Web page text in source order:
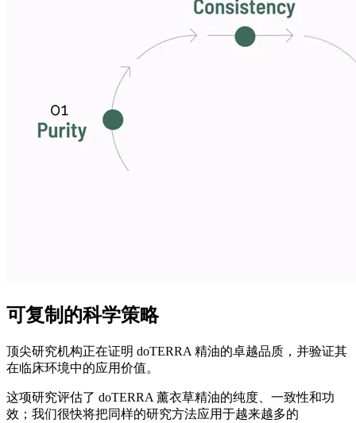
可复制的科学策略
顶尖研究机构正在证明 doTERRA 精油的卓越品质，并验证其
在临床环境中的应用价值。
这项研究评估了 doTERRA 薰衣草精油的纯度、一致性和功
效；我们很快将把同样的研究方法应用于越来越多的